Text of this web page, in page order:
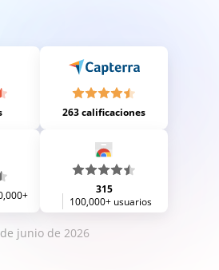
263 calificaciones
315
100,000+ usuarios
junio de 2026